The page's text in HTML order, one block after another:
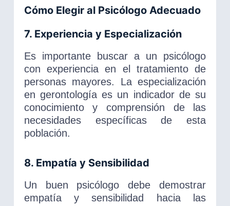
Cómo Elegir al Psicólogo Adecuado
7. Experiencia y Especialización
Es importante buscar a un psicólogo
con experiencia en el tratamiento de
personas mayores. La especialización
en gerontología es un indicador de su
conocimiento y comprensión de las
necesidades específicas de esta
población.
8. Empatía y Sensibilidad
Un buen psicólogo debe demostrar
empatía y sensibilidad hacia las